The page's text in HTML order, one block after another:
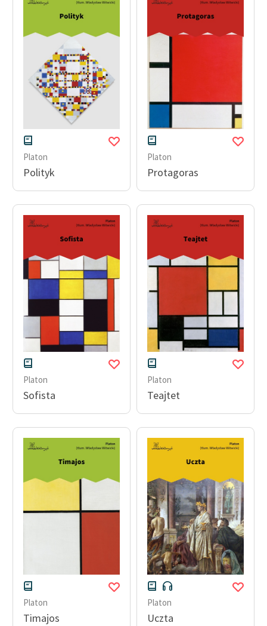
Platon
Polityk
Platon
Protagoras
Platon
Sofista
Platon
Teajtet
Platon
Timajos
Platon
Uczta